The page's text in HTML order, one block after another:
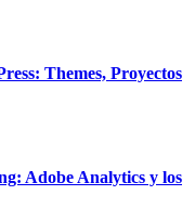
Themes, Proyectos
Adobe Analytics y los